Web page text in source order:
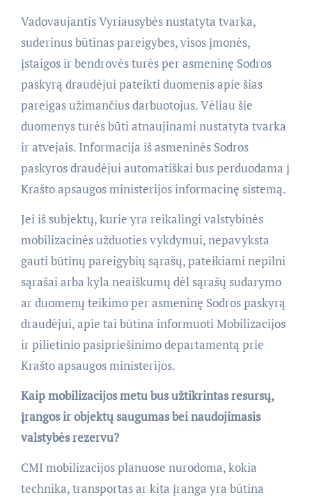
Vadovaujantis Vyriausybės nustatyta tvarka,
suderinus būtinas pareigybes, visos įmonės,
įstaigos ir bendrovės turės per asmeninę Sodros
paskyrą draudėjui pateikti duomenis apie šias
pareigas užimančius darbuotojus. Vėliau šie
duomenys turės būti atnaujinami nustatyta tvarka
ir atvejais. Informacija iš asmeninės Sodros
paskyros draudėjui automatiškai bus perduodama į
Krašto apsaugos ministerijos informacinę sistemą.
Jei iš subjektų, kurie yra reikalingi valstybinės
mobilizacinės užduoties vykdymui, nepavyksta
gauti būtinų pareigybių sąrašų, pateikiami nepilni
sąrašai arba kyla neaiškumų dėl sąrašų sudarymo
ar duomenų teikimo per asmeninę Sodros paskyrą
draudėjui, apie tai būtina informuoti Mobilizacijos
ir pilietinio pasipriešinimo departamentą prie
Krašto apsaugos ministerijos.
Kaip mobilizacijos metu bus užtikrintas resursų,
įrangos ir objektų saugumas bei naudojimasis
valstybės rezervu?
CMI mobilizacijos planuose nurodoma, kokia
technika, transportas ar kita įranga yra būtina